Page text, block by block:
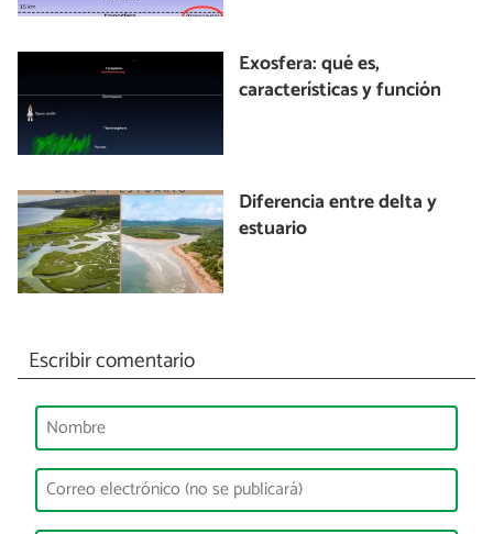
Exosfera: qué es,
características y función
Diferencia entre delta y
estuario
Escribir comentario